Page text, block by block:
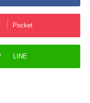
Pocket
LINE